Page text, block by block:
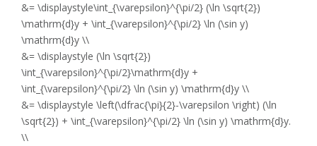
&= \displaystyle\int_{\varepsilon}^{\pi/2} (\ln \sqrt{2})
\mathrm{d}y + \int_{\varepsilon}^{\pi/2} \ln (\sin y)
\mathrm{d}y \\
&= \displaystyle (\ln \sqrt{2})
\int_{\varepsilon}^{\pi/2}\mathrm{d}y +
\int_{\varepsilon}^{\pi/2} \ln (\sin y) \mathrm{d}y \\
&= \displaystyle \left(\dfrac{\pi}{2}-\varepsilon \right) (\ln
\sqrt{2}) + \int_{\varepsilon}^{\pi/2} \ln (\sin y) \mathrm{d}y.
\\